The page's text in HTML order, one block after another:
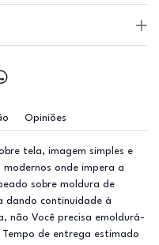
Opiniões
tela, imagem simples e
onde impera a
sobre moldura de
dando continuidade à
não Você precisa emoldurá-
de entrega estimado